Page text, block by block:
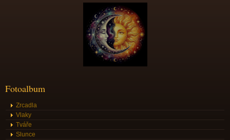
Fotoalbum
Zrcadla
Vlaky
Tváře
Slunce